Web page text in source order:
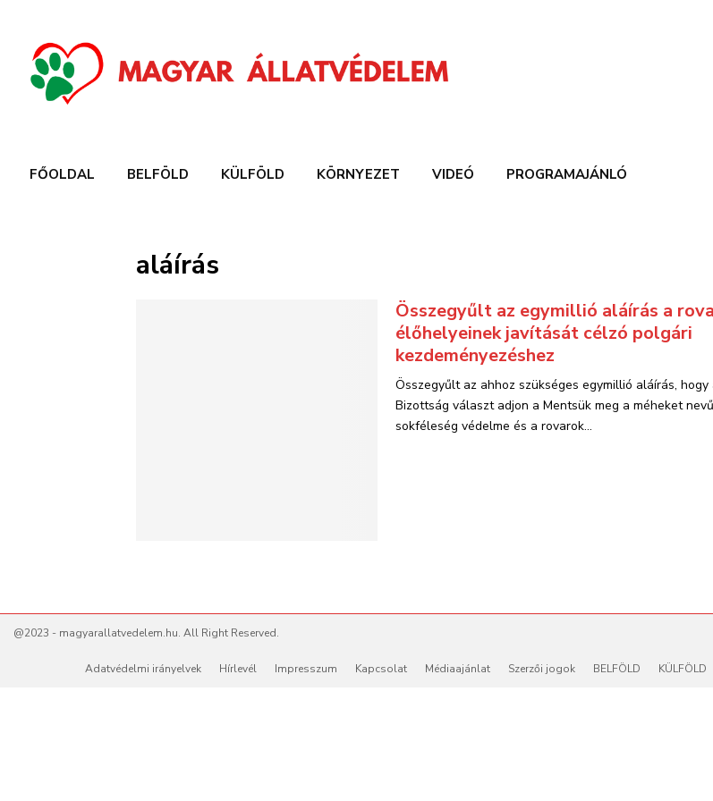
FŐOLDAL BELFÖLD KÜLFÖLD KÖRNYEZET VIDEÓ PROGRAMAJÁNLÓ
aláírás
Összegyűlt az egymillió aláírás a
élőhelyeinek javítását célzó polgári
kezdeményezéshez
Összegyűlt az ahhoz szükséges egymillió aláírás, hogy
Bizottság választ adjon a Mentsük meg a méheket
sokféleség védelme és a rovarok...
@2023 - magyarallatvedelem.hu. All Right Reserved.
Adatvédelmi irányelvek Hírlevél Impresszum Kapcsolat Médiaajánlat Szerzői jogok BELFÖLD KÜLFÖLD